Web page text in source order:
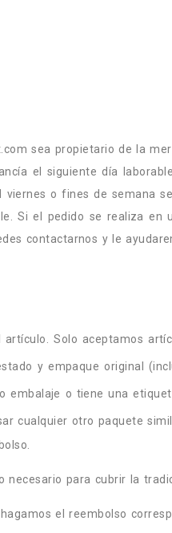
sea propietario de la
el siguiente día
o fines de semana
Si el pedido se realiza
contactarnos y le
Solo aceptamos
y empaque original
o tiene una
cualquier otro paquete
para cubrir la
el reembolso